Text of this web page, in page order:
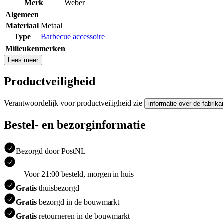
Merk
Weber
Algemeen
Materiaal Metaal
Type
Barbecue accessoire
Milieukenmerken
Lees meer
Productveiligheid
Verantwoordelijk voor productveiligheid zie informatie over de
Bestel- en bezorginformatie
Bezorgd door PostNL
Voor 21:00 besteld, morgen in huis
Gratis thuisbezorgd
Gratis bezorgd in de bouwmarkt
Gratis retourneren in de bouwmarkt